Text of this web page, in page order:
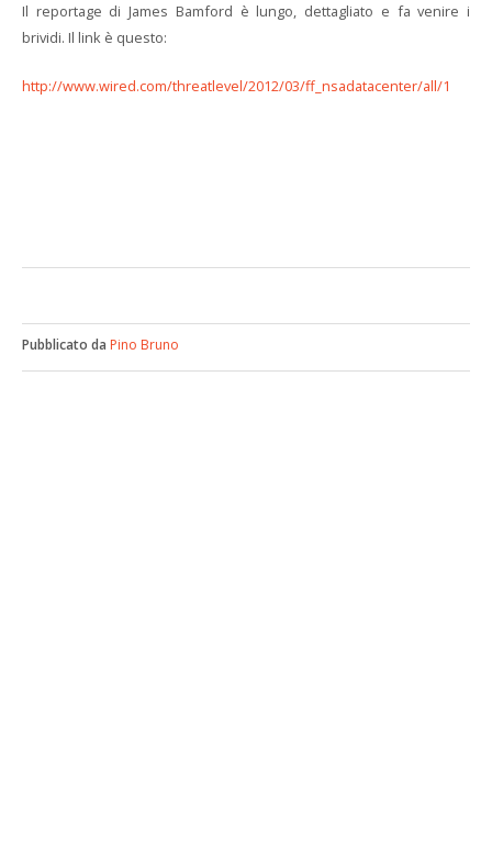
Il reportage di James Bamford è lungo, dettagliato e fa venire i
brividi. Il link è questo:
http://www.wired.com/threatlevel/2012/03/ff_nsadatacenter/all/1
Pubblicato da Pino Bruno